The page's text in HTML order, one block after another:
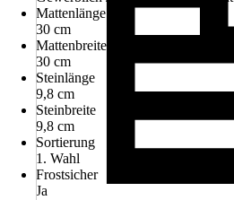
Mattenlänge
30 cm
Mattenbreite
30 cm
Steinlänge
9,8 cm
Steinbreite
9,8 cm
Sortierung
1. Wahl
Frostsicher
Ja